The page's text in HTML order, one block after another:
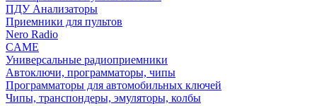
ПДУ Анализаторы
Приемники для пультов
Nero Radio
CAME
Универсальные радиоприемники
Автоключи, программаторы, чипы
Программаторы для автомобильных ключей
Чипы, транспондеры, эмуляторы, колбы